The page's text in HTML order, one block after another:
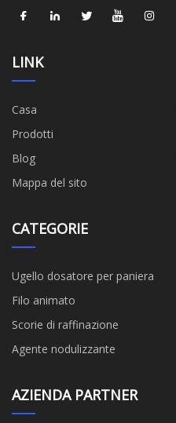
LINK
Casa
Prodotti
Blog
Mappa del sito
CATEGORIE
Ugello dosatore per paniera
Filo animato
Scorie di raffinazione
Agente nodulizzante
AZIENDA PARTNER